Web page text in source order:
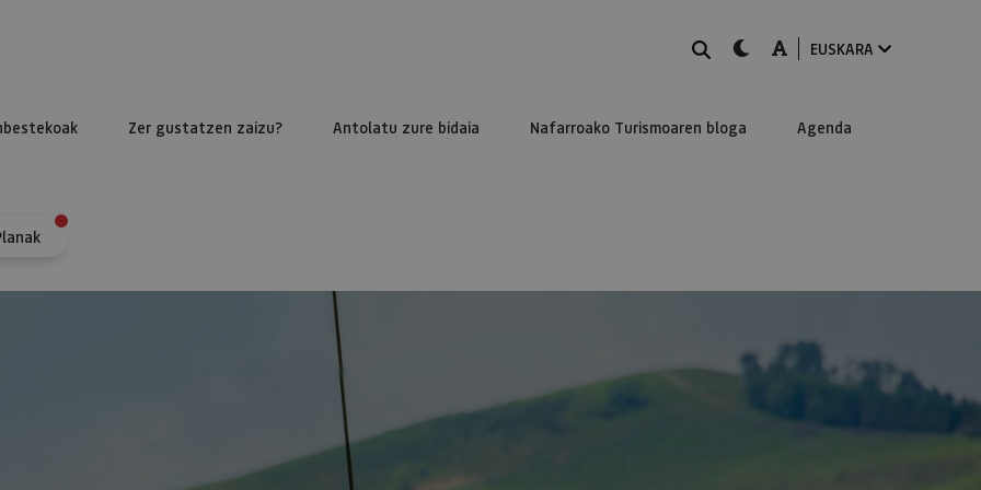
BILATUdark-mode
A-modeEUSKARA
Zer gustatzen zaizu? Antolatu zure bidaia Nafarroako Turismoaren bloga Agenda